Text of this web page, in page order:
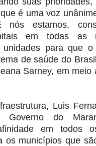
é uma voz
nós estamos,
em todas as
unidades para que o
de saúde do
Sarney, em meio
Luis
do
em todos
os municípios que